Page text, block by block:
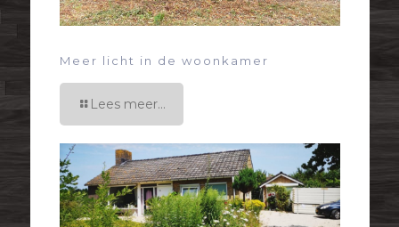
Meer licht in de woonkamer
Lees meer...